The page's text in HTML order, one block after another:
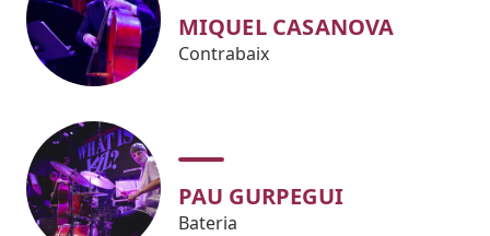
MIQUEL CASANOVA
Contrabaix
PAU GURPEGUI
Bateria